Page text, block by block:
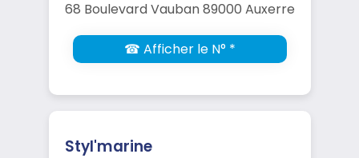
68 Boulevard Vauban 89000 Auxerre
☎ Afficher le N° *
Styl'marine